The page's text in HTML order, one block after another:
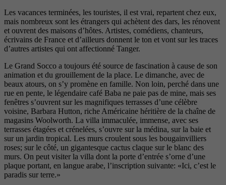
Les vacances terminées, les touristes, il est vrai, repartent chez eux,
mais nombreux sont les étrangers qui achètent des dars, les rénovent
et ouvrent des maisons d’hôtes. Artistes, comédiens, chanteurs,
écrivains de France et d’ailleurs donnent le ton et vont sur les traces
d’autres artistes qui ont affectionné Tanger.
Le Grand Socco a toujours été source de fascination à cause de son
animation et du grouillement de la place. Le dimanche, avec de
beaux atours, on s’y promène en famille. Non loin, perché dans une
rue en pente, le légendaire café Baba ne paie pas de mine, mais ses
fenêtres s’ouvrent sur les magnifiques terrasses d’une célèbre
voisine, Barbara Hutton, riche Américaine héritière de la chaîne de
magasins Woolworth. La villa immaculée, immense, avec ses
terrasses étagées et crénelées, s’ouvre sur la médina, sur la baie et
sur un jardin tropical. Les murs croulent sous les bougainvilliers
roses; sur le côté, un gigantesque cactus claque sur le blanc des
murs. On peut visiter la villa dont la porte d’entrée s’orne d’une
plaque portant, en langue arabe, l’inscription suivante: «Ici, c’est le
paradis sur terre.»